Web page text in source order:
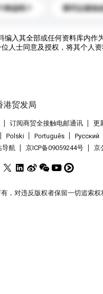
样品吗？ 我可以添加
编入其全部或任何资料库内
人士同意及授权，将其个人
订阅商贸全接触电邮通讯 更
Polski Português Pусский
导航 京ICP备09059244号 京
，对违反版权者保留一切追索权